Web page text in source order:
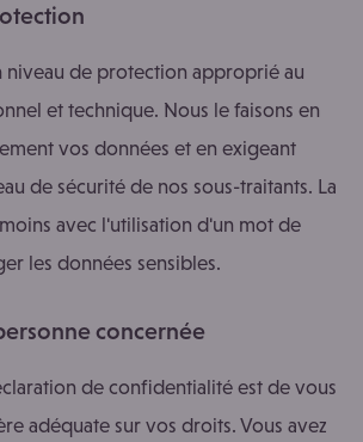
niveau de protection approprié au
et technique. Nous le faisons en
vos données et en exigeant
de sécurité de nos sous-traitants. La
avec l'utilisation d'un mot de
les données sensibles.
concernée
de confidentialité est de vous
adéquate sur vos droits. Vous avez